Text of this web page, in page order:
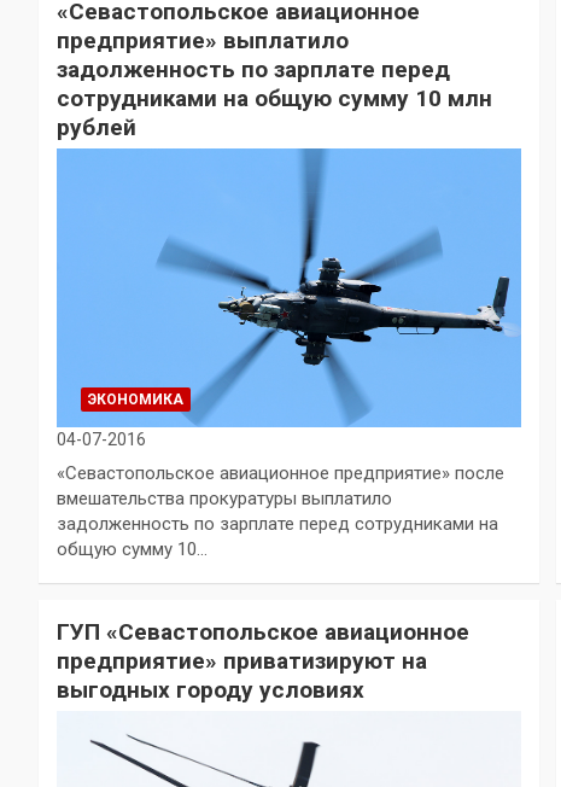
«Севастопольское авиационное
предприятие» выплатило
задолженность по зарплате перед
сотрудниками на общую сумму 10 млн
рублей
ЭКОНОМИКА
04-07-2016
«Севастопольское авиационное предприятие» после
вмешательства прокуратуры выплатило
задолженность по зарплате перед сотрудниками на
общую сумму 10…
ГУП «Севастопольское авиационное
предприятие» приватизируют на
выгодных городу условиях